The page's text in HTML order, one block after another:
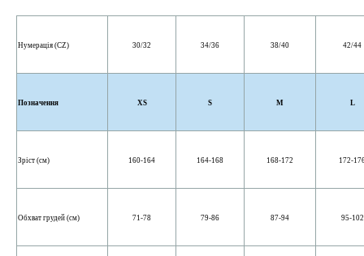
Нумерація (CZ) 30/32 34/36 38/40 42/44
Позначення XS S M L
Зріст (см) 160-164 164-168 168-172 172-
Обхват грудей (см) 71-78 79-86 87-94 95-102